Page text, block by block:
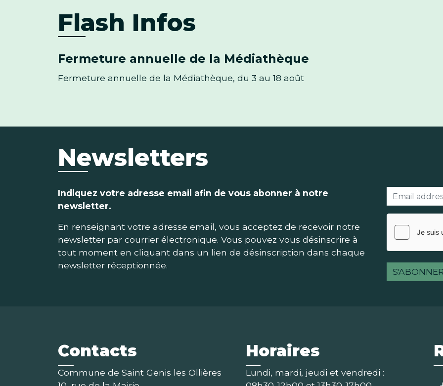
Flash Infos
ALERTE Sécheresse : restrictions d'eau
Arrosage, piscines, lavage des véhicules et irrigation réglementés. Économisons l'eau.
Newsletters
Indiquez votre adresse email afin de vous abonner à notre
newsletter.
En renseignant votre adresse email, vous acceptez de recevoir notre
newsletter par courrier électronique. Vous pouvez vous désinscrire à
tout moment en cliquant dans un lien de désinscription dans chaque
newsletter réceptionnée.
S'ABONNER
Contacts
Commune de Saint Genis les Ollières
Horaires
Lundi, mardi, jeudi et vendredi :